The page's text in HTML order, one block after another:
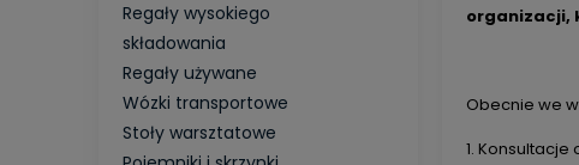
Regały wysokiego
składowania
Regały używane
Wózki transportowe
Stoły warsztatowe
organizacji,
Obecnie we
1.